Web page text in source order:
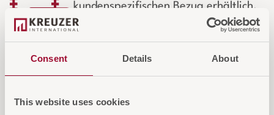
Consent Details About
This website uses cookies
kundenspezifischen Bezug erhältlich.
Wählen Sie aus zahlreichen Stoffen,
Farben und Materialien oder stellen
Sie Ihren eigenen Bezugsstoff zur
Verfügung.